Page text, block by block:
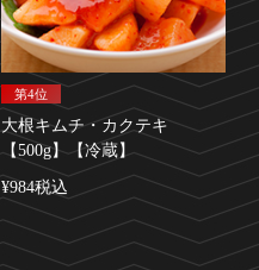
第4位
大根キムチ・カクテキ
【500g】【冷蔵】
¥984税込